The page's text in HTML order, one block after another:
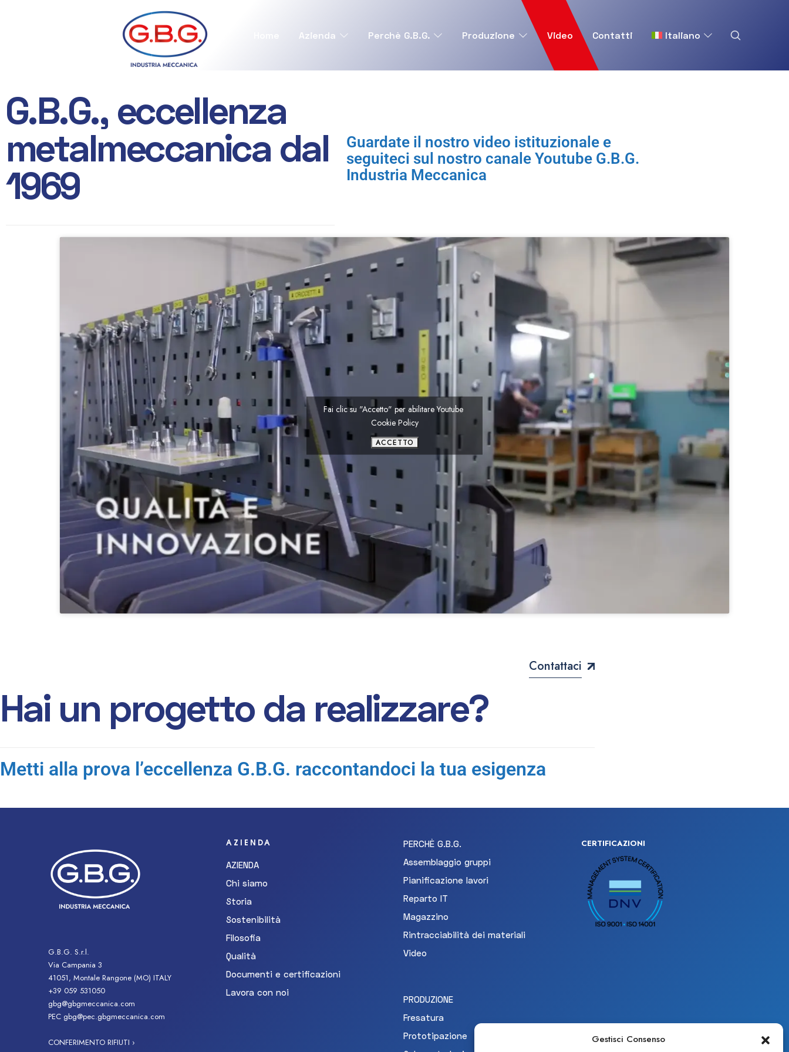
Gestisci Consenso
Industria Meccanica
Azienda Perchè G.B.G. Produzione Video Contatti Italiano
G.B.G., eccellenza
metalmeccanica dal
1969
Guardate il nostro video istituzionale e
seguiteci sul nostro canale Youtube G.B.G.
Industria Meccanica
Fai clic su "Accetto" per abilitare Youtube
Cookie Policy
ACCETTO
Contattaci
Hai un progetto da realizzare?
Metti alla prova l’eccellenza G.B.G. raccontandoci la tua esigenza
G.B.G. S.r.l.
Via Campania 3
41051, Montale Rangone (MO) ITALY
+39 059 531050
gbg@gbgmeccanica.com
PEC gbg@pec.gbgmeccanica.com
CONFERIMENTO RIFIUTI ›
AZIENDA
AZIENDA
Chi siamo
Storia
Sostenibilità
Filosofia
Qualità
Documenti e certificazioni
Lavora con noi
PERCHÈ G.B.G.
Assemblaggio gruppi
Pianificazione lavori
Reparto IT
Magazzino
Rintracciabilità dei materiali
Video
PRODUZIONE
Fresatura
Prototipazione
CERTIFICAZIONI